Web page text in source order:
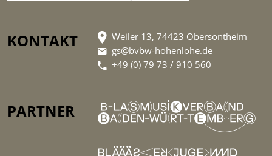
KONTAKT
Weiler 13, 74423 Obersontheim
gs@bvbw-hohenlohe.de
+49 (0) 79 73 / 910 560
PARTNER